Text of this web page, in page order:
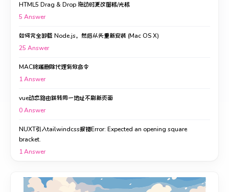
HTML5 Drag & Drop 拖动时更改图标/光标
5 Answer
如何完全卸载 Node.js，然后从头重新安装 (Mac OS X)
25 Answer
MAC终端删除代理有效命令
1Answer
vue动态路由跳转同一地址不刷新页面
0Answer
NUXT引入tailwindcss报错Error: Expected an opening square
bracket.
1Answer